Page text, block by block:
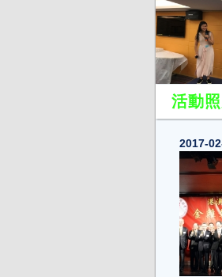
活動
2017-